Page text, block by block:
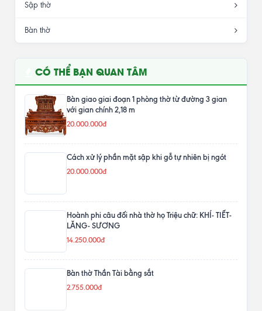
Sập thờ
Bàn thờ
CÓ THỂ BẠN QUAN TÂM
Bàn giao giai đoạn 1 phòng thờ từ đường 3 gian
với gian chính 2,18 m
20.000.000đ
Cách xử lý phần mặt sập khi gỗ tự nhiên bị ngót
20.000.000đ
Hoành phi câu đối nhà thờ họ Triệu chữ: KHÍ- TIẾT-
LĂNG- SƯƠNG
14.250.000đ
Bàn thờ Thần Tài bằng sắt
2.755.000đ